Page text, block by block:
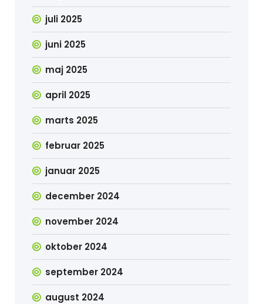
juli 2025
juni 2025
maj 2025
april 2025
marts 2025
februar 2025
januar 2025
december 2024
november 2024
oktober 2024
september 2024
august 2024